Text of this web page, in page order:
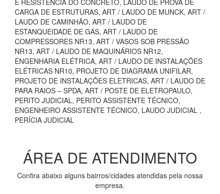
E RESISTÊNCIA DO CONCRETO, LAUDO DE PROVA DE
CARGA DE ESTRUTURAS, ART / LAUDO DE MUNCK, ART /
LAUDO DE CAMINHÃO, ART / LAUDO DE
ESTANQUEIDADE DE GÁS, ART / LAUDO DE
COMPRESSORES NR13, ART / VASOS SOB PRESSÃO
NR13, ART / LAUDO DE MAQUINÁRIOS NR12,
ENGENHARIA ELÉTRICA, ART / LAUDO DE INSTALAÇÕES
ELÉTRICAS NR10, PROJETO DE DIAGRAMA UNIFILAR,
PROJETO DE INSTALAÇÕES ELETRICAS, ART / LAUDO DE
PARA RAIOS – SPDA, ART / POSTE DE ELETROPAULO,
PERITO JUDICIAL, PERITO ASSISTENTE TÉCNICO,
ENGENHEIRO ASSISTENTE TÉCNICO, LAUDO JUDICIAL ,
PERÍCIA JUDICIAL
ÁREA DE ATENDIMENTO
Confira abaixo alguns bairros/cidades atendidas pela nossa
empresa.